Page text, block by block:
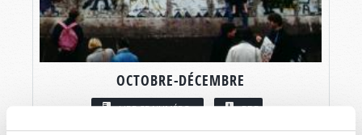
OCTOBRE-DÉCEMBRE
LIRE CE NUMÉRO PDF